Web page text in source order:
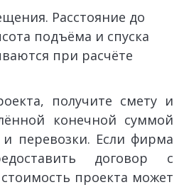
Расстояние до
подъёма и спуска
при расчёте
получите смету и
конечной суммой
перевозки. Если фирма
договор с
проекта может